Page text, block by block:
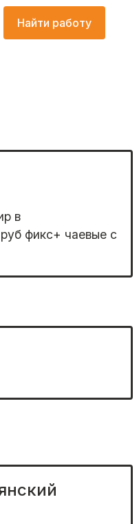
Найти работу
в
фикс+ чaевые c